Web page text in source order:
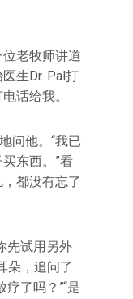
老牧师讲道
生Dr. Pal打
话给我。
问他。‌‌“我已
东西。‌‌”看
都没有忘了
先试用另外
朵，追问了
了吗？‌‌”‌‌“是